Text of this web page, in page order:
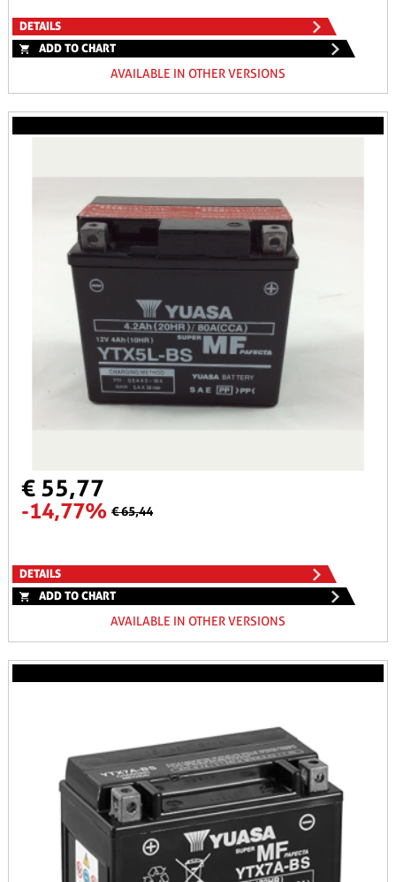
DETAILS
ADD TO CHART
AVAILABLE IN OTHER VERSIONS
€ 55,77
-14,77% € 65,44
DETAILS
ADD TO CHART
AVAILABLE IN OTHER VERSIONS